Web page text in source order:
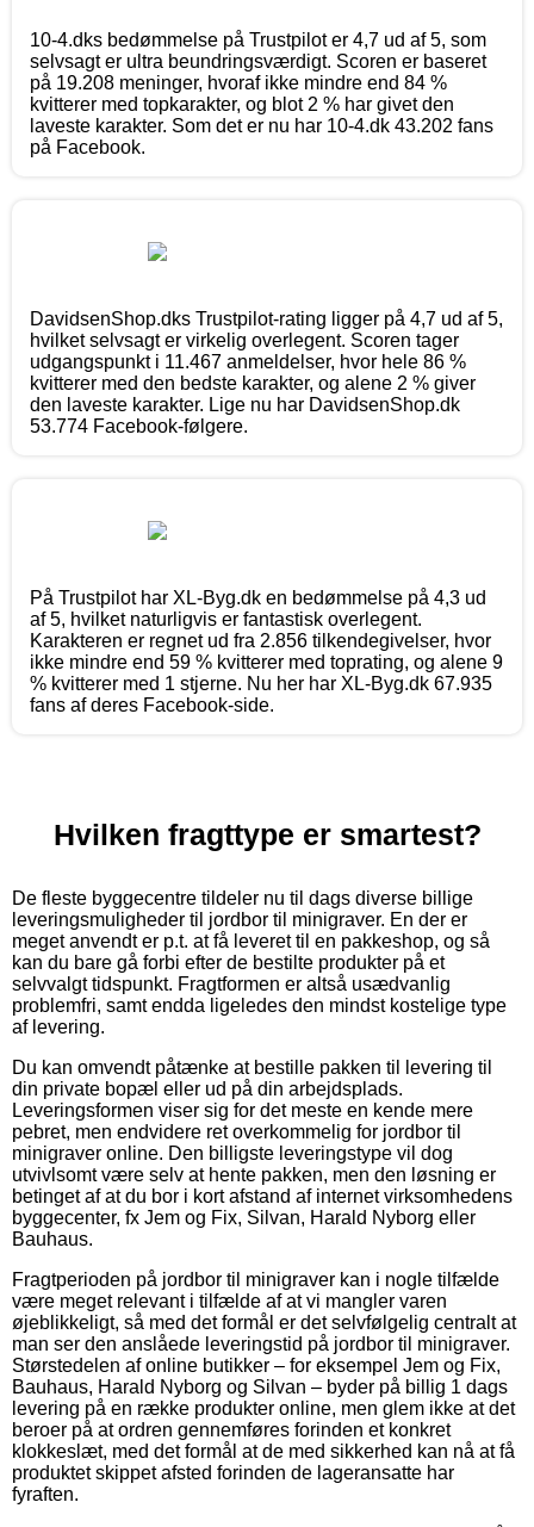
10-4.dks bedømmelse på Trustpilot er 4,7 ud af 5, som
selvsagt er ultra beundringsværdigt. Scoren er baseret
på 19.208 meninger, hvoraf ikke mindre end 84 %
kvitterer med topkarakter, og blot 2 % har givet den
laveste karakter. Som det er nu har 10-4.dk 43.202 fans
på Facebook.
DavidsenShop.dks Trustpilot-rating ligger på 4,7 ud af 5,
hvilket selvsagt er virkelig overlegent. Scoren tager
udgangspunkt i 11.467 anmeldelser, hvor hele 86 %
kvitterer med den bedste karakter, og alene 2 % giver
den laveste karakter. Lige nu har DavidsenShop.dk
53.774 Facebook-følgere.
På Trustpilot har XL-Byg.dk en bedømmelse på 4,3 ud
af 5, hvilket naturligvis er fantastisk overlegent.
Karakteren er regnet ud fra 2.856 tilkendegivelser, hvor
ikke mindre end 59 % kvitterer med toprating, og alene 9
% kvitterer med 1 stjerne. Nu her har XL-Byg.dk 67.935
fans af deres Facebook-side.
Hvilken fragttype er smartest?
De fleste byggecentre tildeler nu til dags diverse billige
leveringsmuligheder til jordbor til minigraver. En der er
meget anvendt er p.t. at få leveret til en pakkeshop, og så
kan du bare gå forbi efter de bestilte produkter på et
selvvalgt tidspunkt. Fragtformen er altså usædvanlig
problemfri, samt endda ligeledes den mindst kostelige type
af levering.
Du kan omvendt påtænke at bestille pakken til levering til
din private bopæl eller ud på din arbejdsplads.
Leveringsformen viser sig for det meste en kende mere
pebret, men endvidere ret overkommelig for jordbor til
minigraver online. Den billigste leveringstype vil dog
utvivlsomt være selv at hente pakken, men den løsning er
betinget af at du bor i kort afstand af internet virksomhedens
byggecenter, fx Jem og Fix, Silvan, Harald Nyborg eller
Bauhaus.
Fragtperioden på jordbor til minigraver kan i nogle tilfælde
være meget relevant i tilfælde af at vi mangler varen
øjeblikkeligt, så med det formål er det selvfølgelig centralt at
man ser den anslåede leveringstid på jordbor til minigraver.
Størstedelen af online butikker – for eksempel Jem og Fix,
Bauhaus, Harald Nyborg og Silvan – byder på billig 1 dags
levering på en række produkter online, men glem ikke at det
beroer på at ordren gennemføres forinden et konkret
klokkeslæt, med det formål at de med sikkerhed kan nå at få
produktet skippet afsted forinden de lageransatte har
fyraften.